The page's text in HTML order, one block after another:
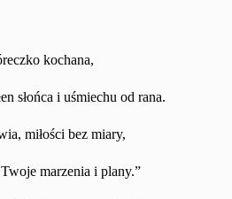
kochana,
słońca i uśmiechu od rana.
miłości bez miary,
marzenia i plany.”